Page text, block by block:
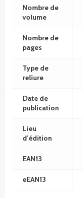
Nombre de
volume
Nombre de
pages
Type de
reliure
Date de
publication
Lieu
d'édition
EAN13
eEAN13